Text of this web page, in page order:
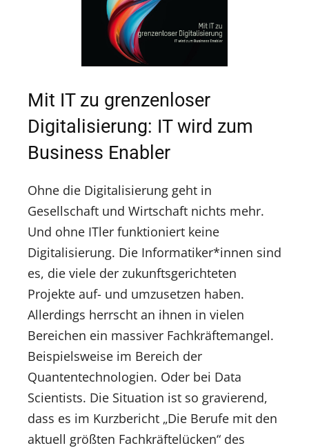
Mit IT zu grenzenloser
Digitalisierung: IT wird zum
Business Enabler
Ohne die Digitalisierung geht in
Gesellschaft und Wirtschaft nichts mehr.
Und ohne ITler funktioniert keine
Digitalisierung. Die Informatiker*innen sind
es, die viele der zukunftsgerichteten
Projekte auf- und umzusetzen haben.
Allerdings herrscht an ihnen in vielen
Bereichen ein massiver Fachkräftemangel.
Beispielsweise im Bereich der
Quantentechnologien. Oder bei Data
Scientists. Die Situation ist so gravierend,
dass es im Kurzbericht „Die Berufe mit den
aktuell größten Fachkräftelücken“ des